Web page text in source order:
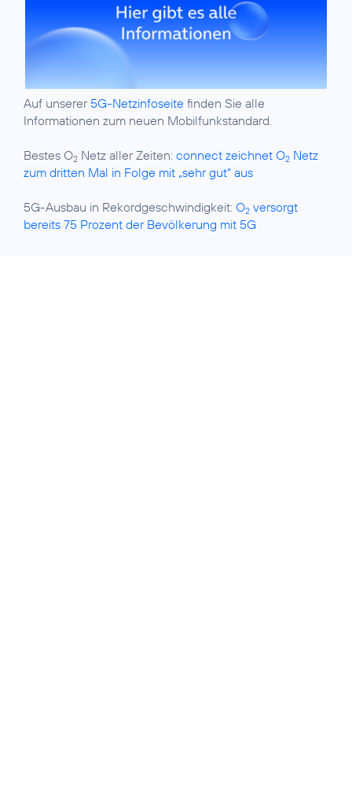
Auf unserer 5G-Netzinfoseite finden Sie alle
Informationen zum neuen Mobilfunkstandard.
Bestes O2 Netz aller Zeiten: connect zeichnet O2 Netz
zum dritten Mal in Folge mit „sehr gut“ aus
5G-Ausbau in Rekordgeschwindigkeit: O2 versorgt
bereits 75 Prozent der Bevölkerung mit 5G